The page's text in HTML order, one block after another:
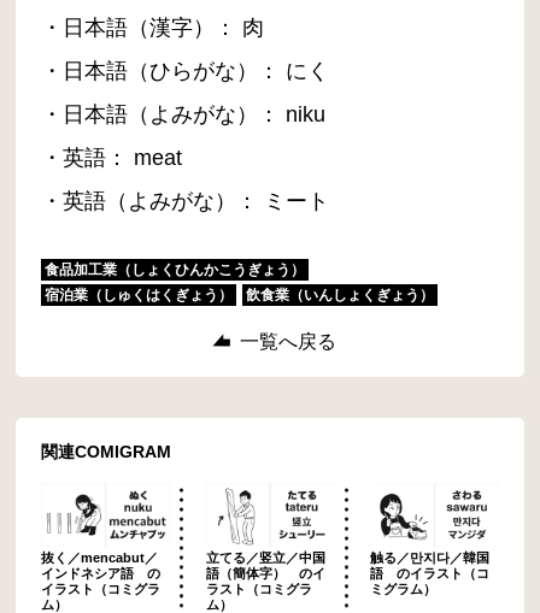
・日本語（漢字）： 肉
・日本語（ひらがな）： にく
・日本語（よみがな）： niku
・英語： meat
・英語（よみがな）： ミート
食品加工業（しょくひんかこうぎょう）
宿泊業（しゅくはくぎょう）
飲食業（いんしょくぎょう）
一覧へ戻る
関連COMIGRAM
抜く／mencabut／
インドネシア語 の
イラスト（コミグラ
ム）
立てる／竖立／中国
語（簡体字） のイ
ラスト（コミグラ
ム）
触る／만지다／韓国
語 のイラスト（コ
ミグラム）